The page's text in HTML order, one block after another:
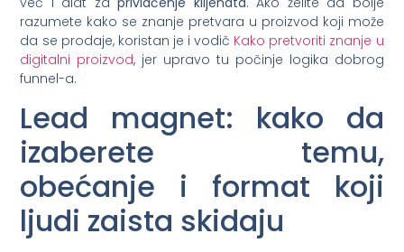
razumete kako se znanje pretvara u proizvod koji može
da se prodaje, koristan je i vodič Kako pretvoriti znanje u
digitalni proizvod, jer upravo tu počinje logika dobrog
funnel-a.
Lead magnet: kako da
izaberete temu,
obećanje i format koji
ljudi zaista skidaju